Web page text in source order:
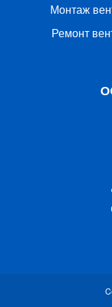
Монтаж
Ремонт